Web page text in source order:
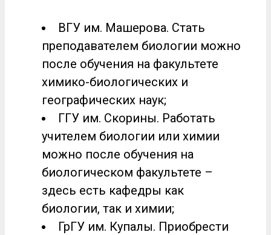
ВГУ им. Машерова. Стать
преподавателем биологии можно
после обучения на факультете
химико-биологических и
географических наук;
ГГУ им. Скорины. Работать
учителем биологии или химии
можно после обучения на
биологическом факультете –
здесь есть кафедры как
биологии, так и химии;
ГрГУ им. Купалы. Приобрести